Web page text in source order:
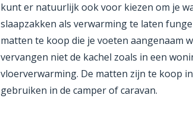
kunt er natuurlijk ook voor kiezen om je
slaapzakken als verwarming te laten
matten te koop die je voeten aangenaam
vervangen niet de kachel zoals in een
vloerverwarming. De matten zijn te koop
gebruiken in de camper of caravan.